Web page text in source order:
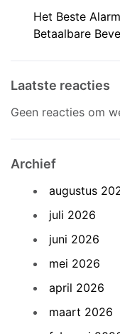
Het Beste
Betaalbare
Laatste reacties
Geen reacties om
Archief
augustus
juli 2026
juni 2026
mei 2026
april 2026
maart 2026